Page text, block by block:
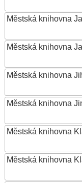
Městská knihovna
Městská knihovna
Městská knihovna
Městská knihovna
Městská knihovna
Městská knihovna